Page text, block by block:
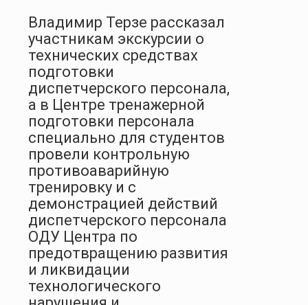
Владимир Терзе рассказал
участникам экскурсии о
технических средствах
подготовки
диспетчерского персонала,
а в Центре тренажерной
подготовки персонала
специально для студентов
провели контрольную
противоаварийную
тренировку и с
демонстрацией действий
диспетчерского персонала
ОДУ Центра по
предотвращению развития
и ликвидации
технологического